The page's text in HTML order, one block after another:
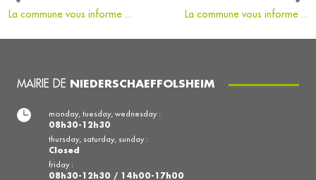
La commune vous informe ...
La commune vous informe ...
MAIRIE DE NIEDERSCHAEFFOLSHEIM
monday, tuesday, wednesday :
08h30-12h30
thursday, saturday, sunday :
Closed
friday :
08h30-12h30 / 14h00-17h00